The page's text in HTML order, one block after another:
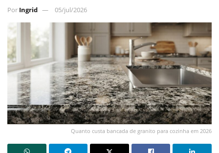
Por Ingrid 05/jul/2026
Quanto custa bancada de granito para cozinha em 2026